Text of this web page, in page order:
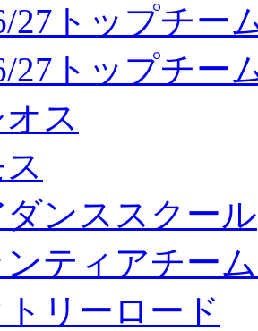
27トップチー
27トップチー
ス
ンススクール
ティアチー
トリーロード